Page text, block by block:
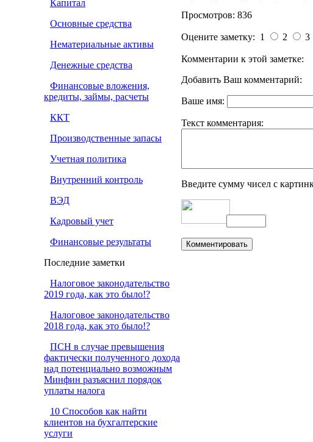
Капитал
Основные средства
Нематериальные активы
Денежные средства
Финансовые вложения,
кредиты, займы, расчеты
ККТ
Производственные запасы
Учетная политика
Внутренний контроль
ВЭД
Кадровый учет
Финансовые результаты
Последние заметки
Налоговое законодательство
2019 года, как это было!?
Налоговое законодательство
2018 года, как это было!?
ПСН в случае превышения
фактически полученного дохода
над потенциально возможным
Минфин разъяснил порядок
уплаты налога
10 Способов как найти
клиентов на бухгалтерские
услуги
Просмотров: 836
Оцените заметку: 1 2 3
Комментарии к этой заметке:
Добавить Ваш комментарий:
Ваше имя:
Текст комментария:
Введите сумму чисел с